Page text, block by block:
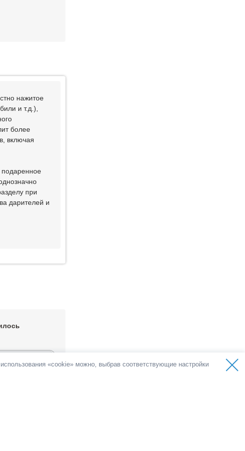
нажитое
и т.д.),
более
включая
подаренное
при
дарителей и
«cookie» можно, выбрав соответствующие настройки